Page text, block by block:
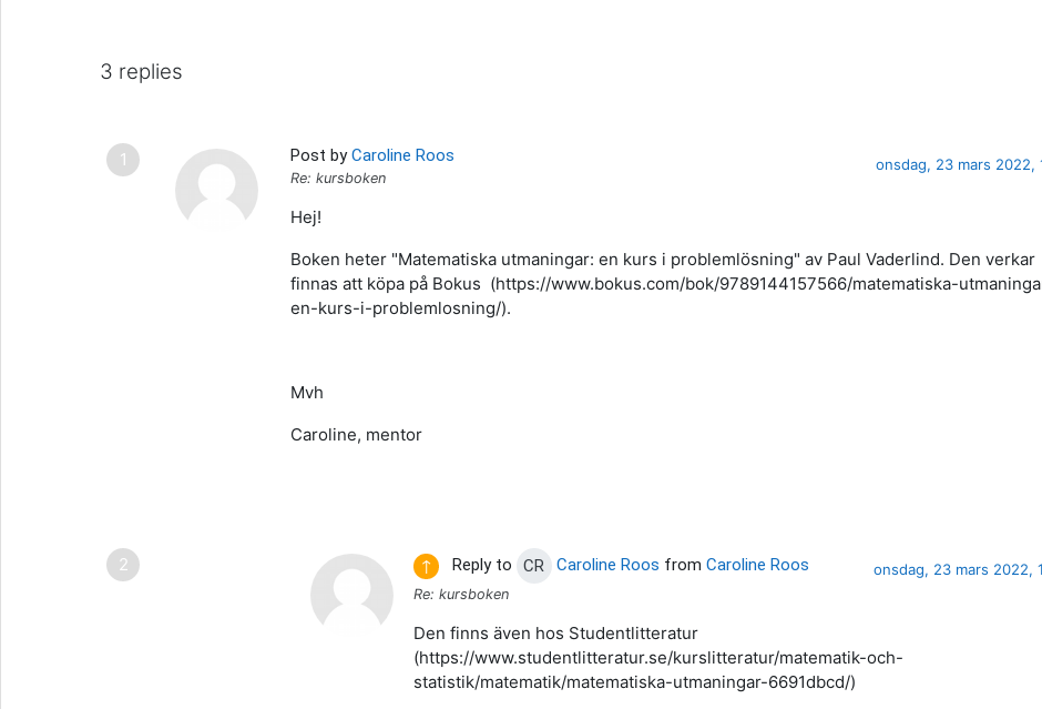
3 replies
Post byCaroline Roos onsdag, 23 mars 2022,
Re: kursboken
Hej!
Boken heter "Matematiska utmaningar: en kurs i problemlösning" av Paul Vaderlind. Den verkar
finnas att köpa på Bokus (https://www.bokus.com/bok/9789144157566/matematiska-
en-kurs-i-problemlosning/).
Mvh
Caroline, mentor
Parent of this post
↑ Reply to CR Caroline Roos from Caroline Roos onsdag, 23 mars 2022,
Re: kursboken
Den finns även hos Studentlitteratur
(https://www.studentlitteratur.se/kurslitteratur/matematik-och-
statistik/matematik/matematiska-utmaningar-6691dbcd/)